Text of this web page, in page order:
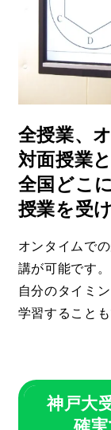
全授業、
対面授業
全国どこ
授業を受
オンタイムで
講が可能です。
自分のタイミ
学習することも
神戸大
確実